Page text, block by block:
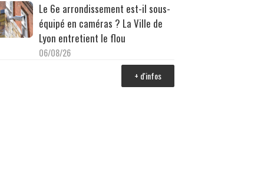
Le 6e arrondissement est-il sous-
équipé en caméras ? La Ville de
Lyon entretient le flou
06/08/26
+ d'infos